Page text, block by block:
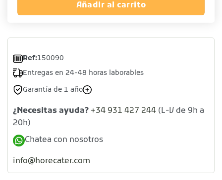
Añadir al carrito
Ref:150090
Entregas en 24-48 horas laborables
Garantía de 1 año
¿Necesitas ayuda? +34 931 427 244 (L-V de 9h a
20h)
Chatea con nosotros
info@horecater.com